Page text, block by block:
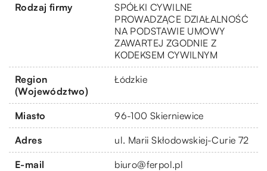
Rodzaj firmy
SPÓŁKI CYWILNE
PROWADZĄCE DZIAŁALNOŚĆ
NA PODSTAWIE UMOWY
ZAWARTEJ ZGODNIE Z
KODEKSEM CYWILNYM
Region
(Województwo)
Łódzkie
Miasto 96-100 Skierniewice
Adres ul. Marii Skłodowskiej-Curie 72
E-mail biuro@ferpol.pl